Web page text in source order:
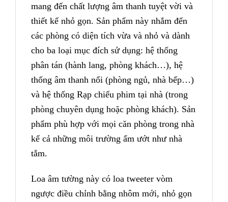
mang đến chất lượng âm thanh tuyệt vời và
thiết kế nhỏ gọn. Sản phẩm này nhắm đến
các phòng có diện tích vừa và nhỏ và dành
cho ba loại mục đích sử dụng: hệ thống
phân tán (hành lang, phòng khách…), hệ
thống âm thanh nổi (phòng ngủ, nhà bếp…)
và hệ thống Rạp chiếu phim tại nhà (trong
phòng chuyên dụng hoặc phòng khách). Sản
phẩm phù hợp với mọi căn phòng trong nhà
kể cả những môi trường ẩm ướt như nhà
tắm.
Loa âm tường này có loa tweeter vòm
ngược điều chỉnh bằng nhôm mới, nhỏ gọn